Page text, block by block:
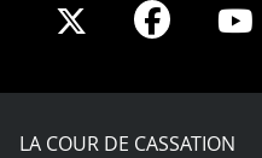
Share
X
Share
Facebook
LA COUR DE CASSATION